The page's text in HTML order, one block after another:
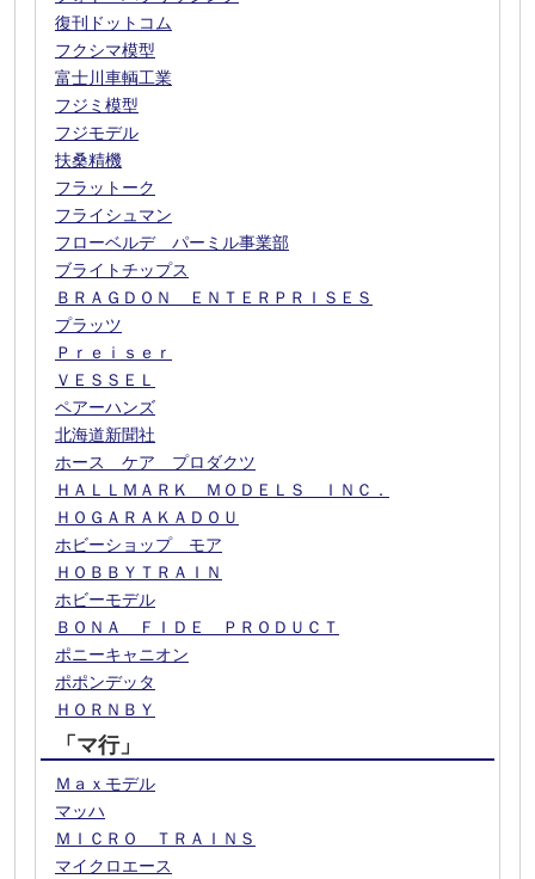
復刊ドットコム
フクシマ模型
富士川車輌工業
フジミ模型
フジモデル
扶桑精機
フラットーク
フライシュマン
フローベルデ パーミル事業部
ブライトチップス
ＢＲＡＧＤＯＮ ＥＮＴＥＲＰＲＩＳＥＳ
プラッツ
Ｐｒｅｉｓｅｒ
ＶＥＳＳＥＬ
ペアーハンズ
北海道新聞社
ホース ケア プロダクツ
ＨＡＬＬＭＡＲＫ ＭＯＤＥＬＳ ＩＮＣ．
ＨＯＧＡＲＡＫＡＤＯＵ
ホビーショップ モア
ＨＯＢＢＹＴＲＡＩＮ
ホビーモデル
ＢＯＮＡ ＦＩＤＥ ＰＲＯＤＵＣＴ
ポニーキャニオン
ポポンデッタ
ＨＯＲＮＢＹ
「マ行」
Ｍａｘモデル
マッハ
ＭＩＣＲＯ ＴＲＡＩＮＳ
マイクロエース